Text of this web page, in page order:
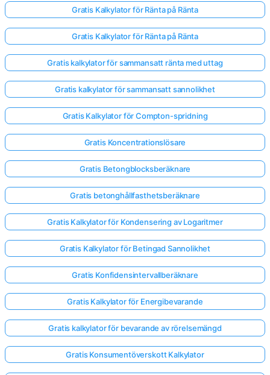
Logga
in
Gratis Kalkylator för Ränta på Ränta
Gratis Kalkylator för Ränta på Ränta
Gratis kalkylator för sammansatt ränta med uttag
Gratis kalkylator för sammansatt sannolikhet
Gratis Kalkylator för Compton-spridning
Gratis Koncentrationslösare
Gratis Betongblocksberäknare
Gratis betonghållfasthetsberäknare
Gratis Kalkylator för Kondensering av Logaritmer
Gratis Kalkylator för Betingad Sannolikhet
Gratis Konfidensintervallberäknare
Gratis Kalkylator för Energibevarande
Gratis kalkylator för bevarande av rörelsemängd
Gratis Konsumentöverskott Kalkylator